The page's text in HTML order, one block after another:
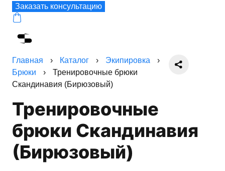
Заказать консультацию
Главная › Каталог › Экипировка
›
Брюки
›
Тренировочные брюки
Скандинавия (Бирюзовый)
Тренировочные
брюки Скандинавия
(Бирюзовый)